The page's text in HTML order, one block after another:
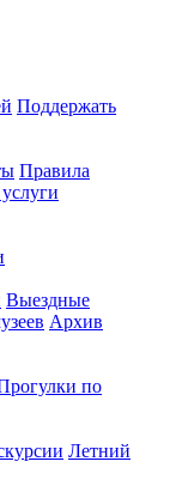
Поддержать
Правила
Выездные
Архив
по
Летний